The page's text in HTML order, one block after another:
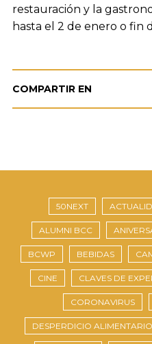
restauración y la
hasta el 2 de enero o fin
COMPARTIR EN
50NEXT
ALUMNI BCC
BCWP BEBIDAS
CINE CLAVES DE
CORONAVIRUS
DESPERDICIO ALIMENTARIO